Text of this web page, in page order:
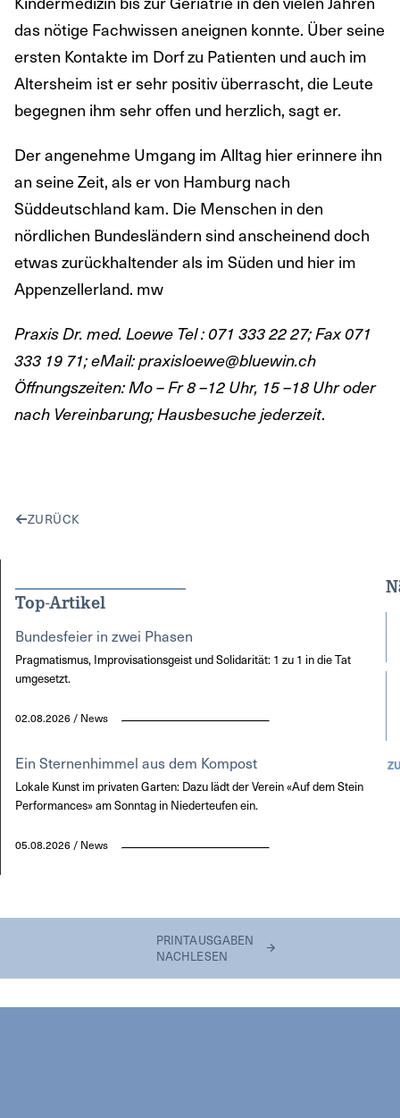
das nötige Fachwissen aneignen konnte. Über seine
ersten Kontakte im Dorf zu Patienten und auch im
Altersheim ist er sehr positiv überrascht, die Leute
begegnen ihm sehr offen und herzlich, sagt er.
Der angenehme Umgang im Alltag hier erinnere ihn
an seine Zeit, als er von Hamburg nach
Süddeutschland kam. Die Menschen in den
nördlichen Bundesländern sind anscheinend doch
etwas zurückhaltender als im Süden und hier im
Appenzellerland. mw
Praxis Dr. med. Loewe Tel : 071 333 22 27; Fax 071
333 19 71; eMail: praxisloewe@bluewin.ch
Öffnungszeiten: Mo – Fr 8 –12 Uhr, 15 –18 Uhr oder
nach Vereinbarung; Hausbesuche jederzeit.
ZURÜCK
Top-Artikel
Bundesfeier in zwei Phasen
Pragmatismus, Improvisationsgeist und Solidarität: 1 zu 1 in die Tat
umgesetzt.
02.08.2026 / News
Ein Sternenhimmel aus dem Kompost
Lokale Kunst im privaten Garten: Dazu lädt der Verein «Auf dem Stein
Performances» am Sonntag in Niederteufen ein.
05.08.2026 / News
PRINTAUSGABEN
NACHLESEN